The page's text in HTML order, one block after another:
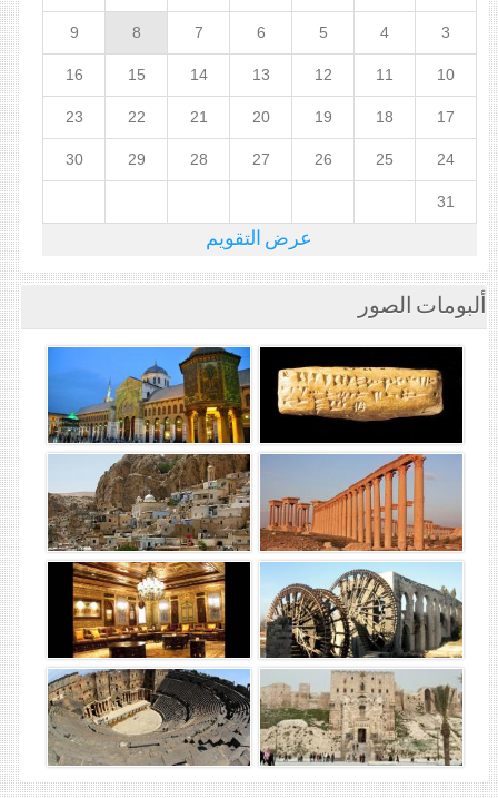
3
4
5
6
7
8
9
10
11
12
13
14
15
16
17
18
19
20
21
22
23
24
25
26
27
28
29
30
31
عرض التقويم
ألبومات الصور